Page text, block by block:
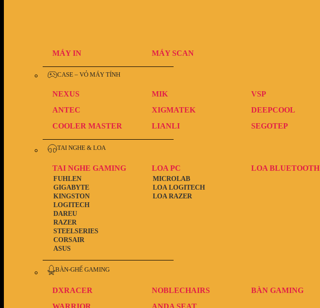
MÁY IN MÁY SCAN
CASE – VỎ MÁY TÍNH
NEXUS MIK VSP
ANTEC
XIGMATEK DEEPCOOL
COOLER MASTER
LIANLI SEGOTEP
TAI NGHE & LOA
TAI NGHE GAMING
ASUS
CORSAIR
STEELSERIES
RAZER
DAREU
LOGITECH
KINGSTON
GIGABYTE
FUHLEN
LOA PC
LOA RAZER
LOA LOGITECH
MICROLAB
LOA BLUETOOTH
BÀN-GHẾ GAMING
DXRACER NOBLECHAIRS BÀN GAMING
WARRIOR
ANDA SEAT